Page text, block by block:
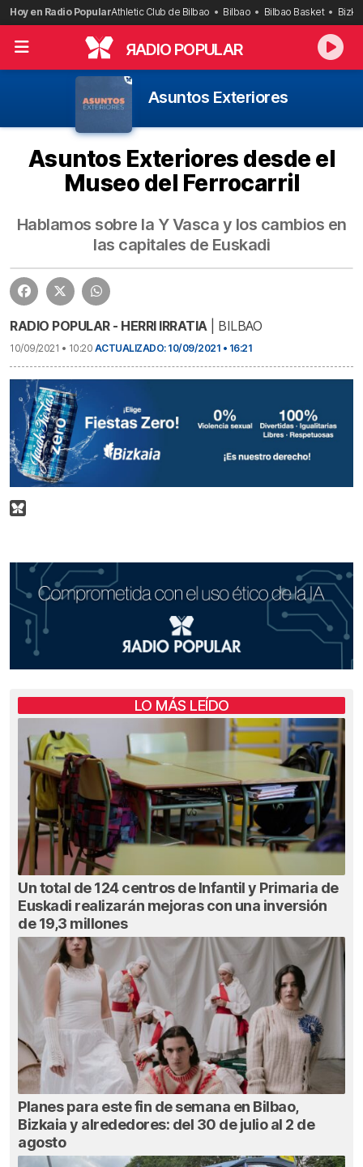
Saltar
al
contenido
Hoy en Radio PopularAthletic Club de Bilbao Bilbao Bilbao Basket
RADIO POPULAR
Asuntos Exteriores
Asuntos Exteriores desde el
Museo del Ferrocarril
Hablamos sobre la Y Vasca y los cambios en
las capitales de Euskadi
RADIO POPULAR - HERRI IRRATIA| BILBAO
10/09/2021 • 10:20 ACTUALIZADO: 10/09/2021 • 16:21
LO MÁS LEÍDO
Un total de 124 centros de Infantil y Primaria de
Euskadi realizarán mejoras con una inversión
de 19,3 millones
Planes para este fin de semana en Bilbao,
Bizkaia y alrededores: del 30 de julio al 2 de
agosto